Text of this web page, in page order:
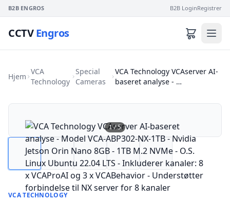
B2B ENGROS B2B LoginRegistrer
CCTVEngros
Hjem
VCA
Technology
Special
Cameras
VCA Technology VCAserver AI-
baseret analyse - …
1/5
VCA TECHNOLOGY